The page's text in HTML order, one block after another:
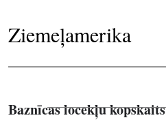
Ziemeļamerika
Baznīcas locekļu kopskaits